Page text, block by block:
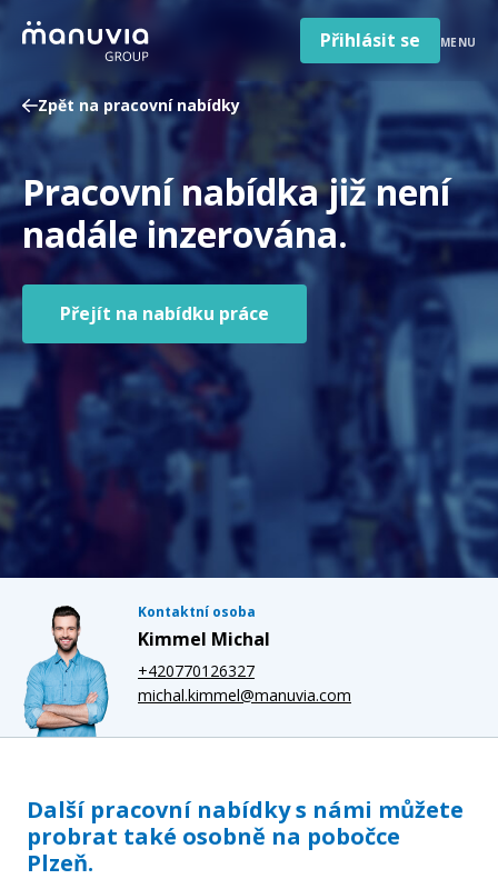
Poradna a články
Pro firmy a zaměstnavatele
O nás
Čeština
Jazyk
Česká republika
Země
/
Přihlásit se MENU
Zpět na pracovní nabídky
Pracovní nabídka již není
nadále inzerována.
Přejít na nabídku práce
Kontaktní osoba
Kimmel Michal
+420770126327
michal.kimmel@manuvia.com
Další pracovní nabídky s námi můžete
probrat také osobně na pobočce
Plzeň.